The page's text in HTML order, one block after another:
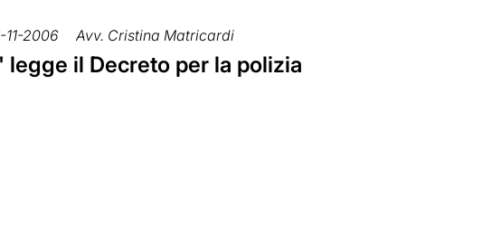
11-2006 Avv. Cristina Matricardi
legge il Decreto per la polizia